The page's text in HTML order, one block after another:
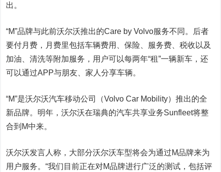
出。
“M”品牌与此前沃尔沃推出的Care by Volvo服务不同。后者
要付月费，月费里包括车辆费用、保险、服务费、税收以及
加油、清洗等附加服务，用户可以每两年“租”一辆新车，还
可以通过APP与朋友、家人分享车辆。
“M”是沃尔沃汽车移动公司（Volvo Car Mobility）推出的全
新品牌。明年，沃尔沃在瑞典的汽车共享业务Sunfleet将整
合到M中来。
沃尔沃发言人称，大部分沃尔沃车型将会为通过M品牌来为
用户服务。“我们目前正在对M品牌进行广泛的测试，包括评